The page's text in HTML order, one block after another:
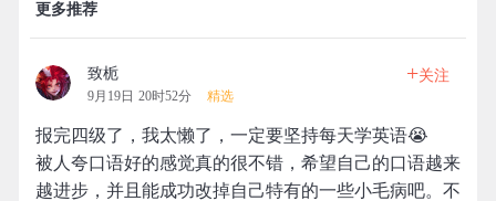
更多推荐
致栀
9月19日 20时52分 精选
+关注
报完四级了，我太懒了，一定要坚持每天学英语😭
被人夸口语好的感觉真的很不错，希望自己的口语越来
越进步，并且能成功改掉自己特有的一些小毛病吧。不